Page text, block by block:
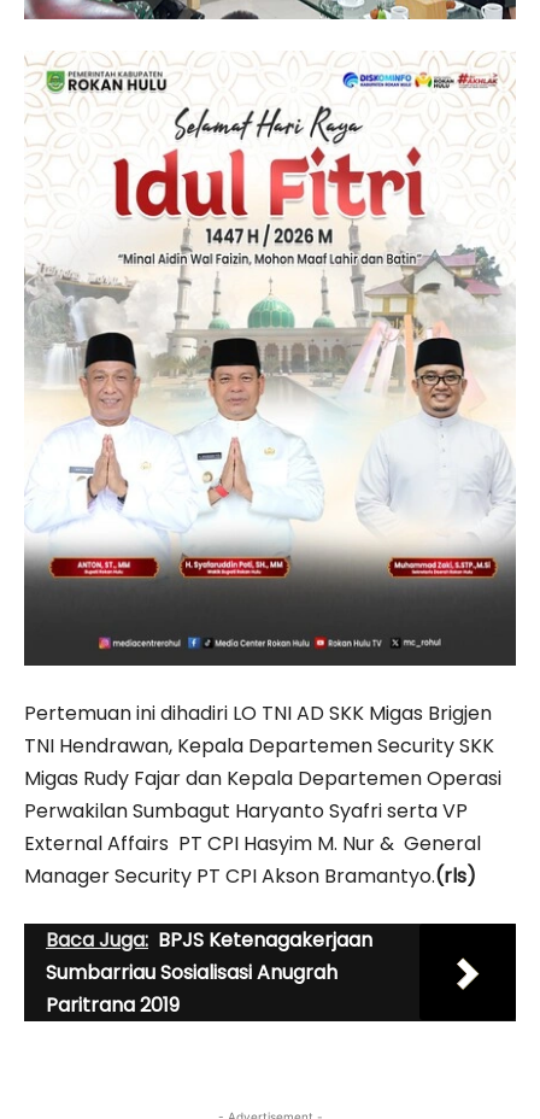
Pertemuan ini dihadiri LO TNI AD SKK Migas Brigjen
TNI Hendrawan, Kepala Departemen Security SKK
Migas Rudy Fajar dan Kepala Departemen Operasi
Perwakilan Sumbagut Haryanto Syafri serta VP
External Affairs PT CPI Hasyim M. Nur & General
Manager Security PT CPI Akson Bramantyo.(rls)
Baca Juga: BPJS Ketenagakerjaan
Sumbarriau Sosialisasi Anugrah
Paritrana 2019